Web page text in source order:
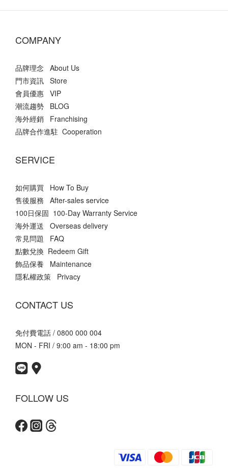
COMPANY
品牌理念 About Us
門市資訊 Store
會員優惠 VIP
潮流趨勢 BLOG
海外經銷 Franchising
品牌合作進駐 Cooperation
SERVICE
如何購買 How To Buy
售後服務 After-sales service
100日保固 100-Day Warranty Service
海外運送 Overseas delivery
常見問題 FAQ
點數兌換 Redeem Gift
飾品保養 Maintenance
隱私權政策 Privacy
CONTACT US
免付費電話 / 0800 000 004
MON - FRI / 9:00 am - 18:00 pm
FOLLOW US